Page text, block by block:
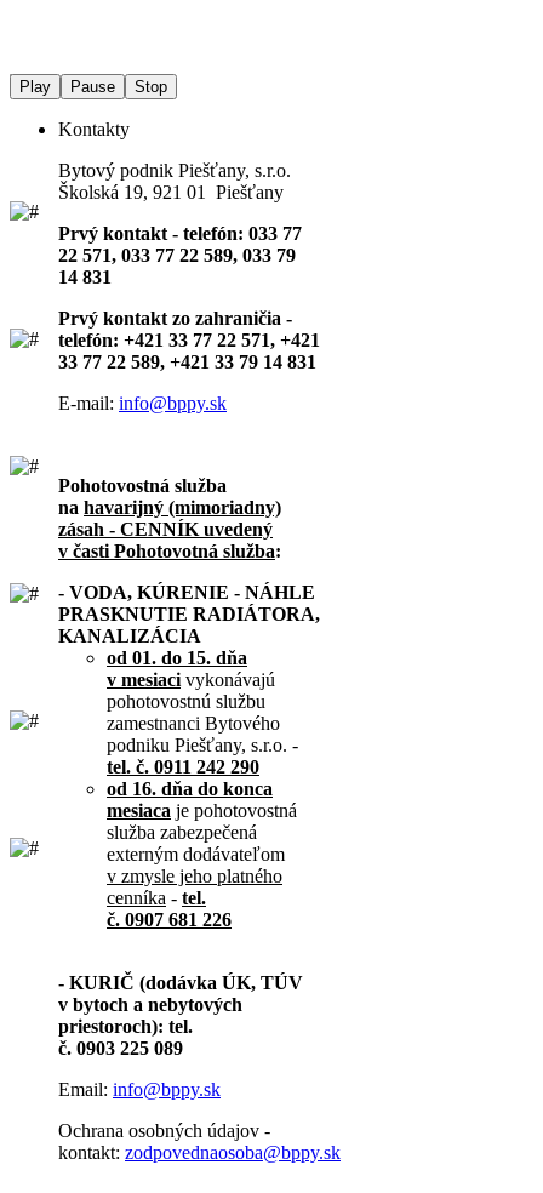
Play Pause Stop
Kontakty
Bytový podnik Piešťany, s.r.o.
Školská 19, 921 01 Piešťany
Prvý kontakt - telefón: 033 77
22 571, 033 77 22 589, 033 79
14 831
Prvý kontakt zo zahraničia -
telefón: +421 33 77 22 571, +421
33 77 22 589, +421 33 79 14 831
E-mail: info@bppy.sk
Pohotovostná služba
na havarijný (mimoriadny)
zásah - CENNÍK uvedený
v časti Pohotovotná služba:
- VODA, KÚRENIE - NÁHLE
PRASKNUTIE RADIÁTORA,
KANALIZÁCIA
od 01. do 15. dňa
v mesiaci vykonávajú
pohotovostnú službu
zamestnanci Bytového
podniku Piešťany, s.r.o. -
tel. č. 0911 242 290
od 16. dňa do konca
mesiaca je pohotovostná
služba zabezpečená
externým dodávateľom
v zmysle jeho platného
cenníka - tel.
č. 0907 681 226
- KURIČ (dodávka ÚK, TÚV
v bytoch a nebytových
priestoroch): tel.
č. 0903 225 089
Email: info@bppy.sk
Ochrana osobných údajov -
kontakt: zodpovednaosoba@bppy.sk